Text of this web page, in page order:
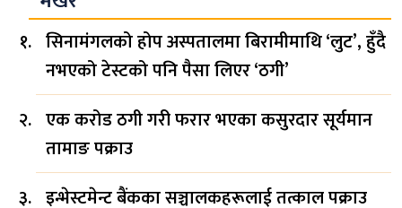
सिनामंगलको होप अस्पतालमा बिरामीमाथि ‘लुट’, हुँदै
नभएको टेस्टको पनि पैसा लिएर ‘ठगी’
एक करोड ठगी गरी फरार भएका कसुरदार सूर्यमान
तामाङ पक्राउ
इन्भेस्टमेन्ट बैंकका सञ्चालकहरूलाई तत्काल पक्राउ